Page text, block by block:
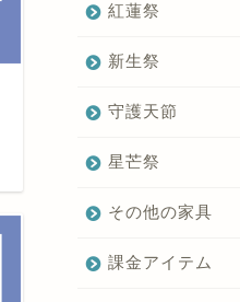
紅蓮祭
新生祭
守護天節
星芒祭
その他の家具
課金アイテム